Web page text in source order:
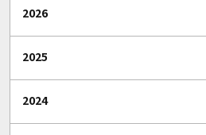
2026
2025
2024